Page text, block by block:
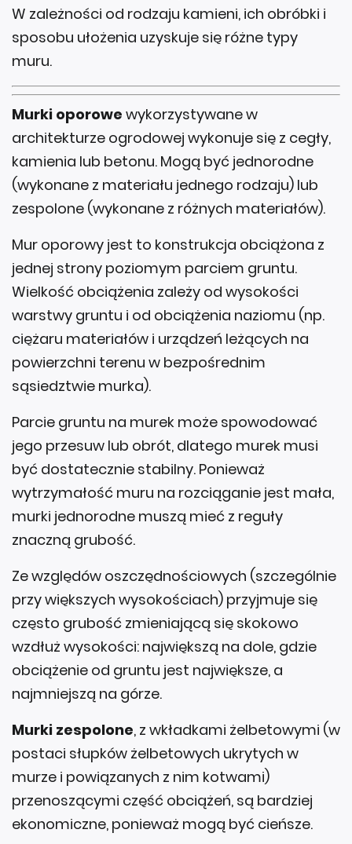
W zależności od rodzaju kamieni, ich obróbki i
sposobu ułożenia uzyskuje się różne typy
muru.
Murki oporowe wykorzystywane w
architekturze ogrodowej wykonuje się z cegły,
kamienia lub betonu. Mogą być jednorodne
(wykonane z materiału jednego rodzaju) lub
zespolone (wykonane z różnych materiałów).
Mur oporowy jest to konstrukcja obciążona z
jednej strony poziomym parciem gruntu.
Wielkość obciążenia zależy od wysokości
warstwy gruntu i od obciążenia naziomu (np.
ciężaru materiałów i urządzeń leżących na
powierzchni terenu w bezpośrednim
sąsiedztwie murka).
Parcie gruntu na murek może spowodować
jego przesuw lub obrót, dlatego murek musi
być dostatecznie stabilny. Ponieważ
wytrzymałość muru na rozciąganie jest mała,
murki jednorodne muszą mieć z reguły
znaczną grubość.
Ze względów oszczędnościowych (szczególnie
przy większych wysokościach) przyjmuje się
często grubość zmieniającą się skokowo
wzdłuż wysokości: największą na dole, gdzie
obciążenie od gruntu jest największe, a
najmniejszą na górze.
Murki zespolone, z wkładkami żelbetowymi (w
postaci słupków żelbetowych ukrytych w
murze i powiązanych z nim kotwami)
przenoszącymi część obciążeń, są bardziej
ekonomiczne, ponieważ mogą być cieńsze.